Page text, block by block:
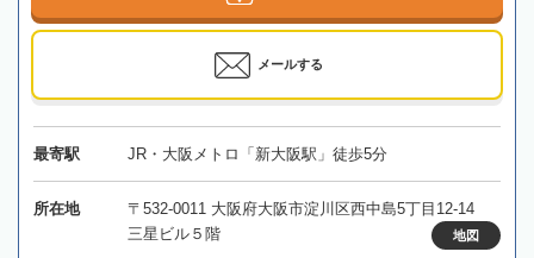
メールする
最寄駅 JR・大阪メトロ「新大阪駅」徒歩5分
所在地
〒532-0011 大阪府大阪市淀川区西中島5丁目12-14
三星ビル５階
地図